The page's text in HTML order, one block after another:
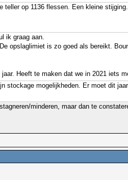
op 1136 flessen. Een kleine
ik graag aan.
opslaglimiet is zo goed als bereikt.
Heeft te maken dat we in 2021 iets
stockage mogelijkheden. Er moet dit
minderen, maar dan te